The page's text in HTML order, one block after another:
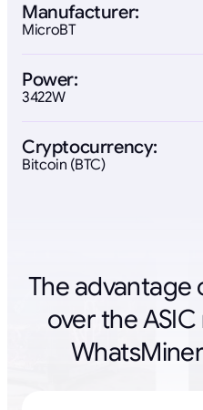
Manufacturer:
MicroBT
Power:
3422W
Cryptocurrency:
Bitcoin (BTC)
The advantage
over the